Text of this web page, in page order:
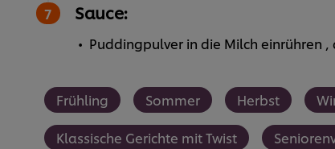
Sauce:
Puddingpulver in die Milch einrühren
Frühling Sommer Herbst
Klassische Gerichte mit Twist